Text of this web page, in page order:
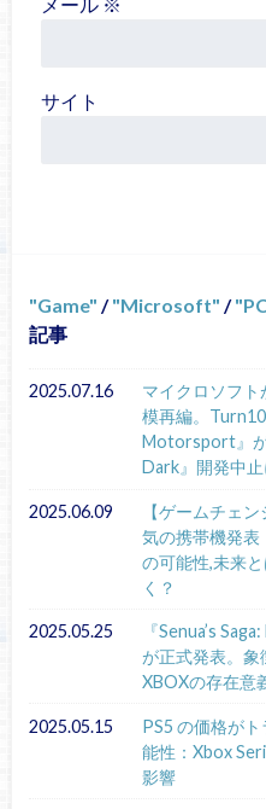
サイト
Game / Microsoft /
記事
2025.07.16
マイクロソフ
模再編。
Motorsport』
Dark』開発中止
2025.06.09
【ゲームチェ
気の携帯機発表
の可能性,未来
く？
2025.05.25
『Senua’s
が正式発表。象
XBOXの存在意
2025.05.15
PS5 の価格が
能性：Xbox
影響